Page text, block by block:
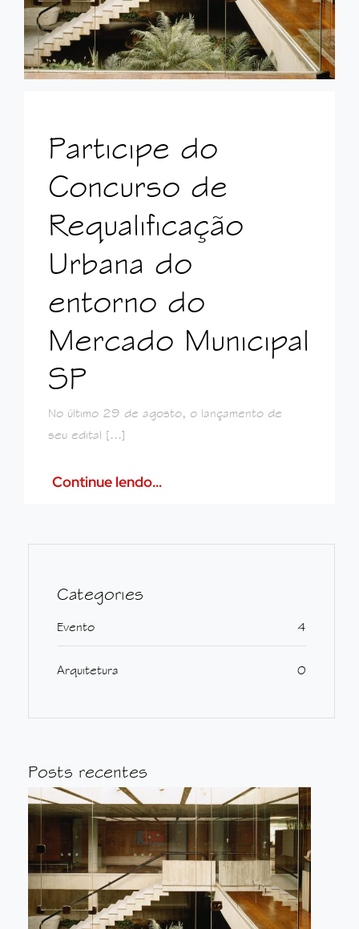
Participe do
Concurso de
Requalificação
Urbana do
entorno do
Mercado Municipal
SP
No último 29 de agosto, o lançamento de
seu edital [...]
Continue lendo…
Categories
Evento 4
Arquitetura 0
Posts recentes